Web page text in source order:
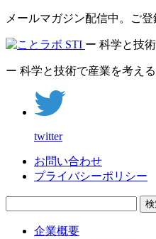
メールマガジン配信中。ご登
ー 科学と技
ー 科学と技術で産業を考え
twitter
お問い合わせ
プライバシーポリシー
企業概要